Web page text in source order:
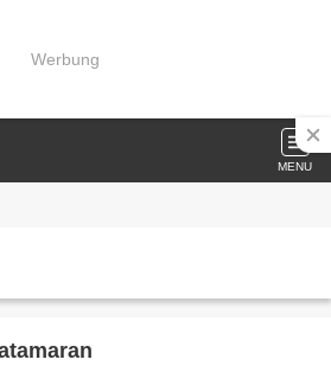
Werbung
MENU